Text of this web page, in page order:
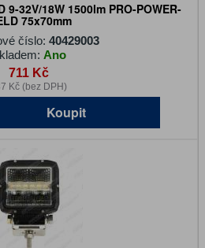
32V/18W 1500lm PRO-POWER-
75x70mm
číslo: 40429003
Ano
711 Kč
Kč (bez DPH)
Koupit